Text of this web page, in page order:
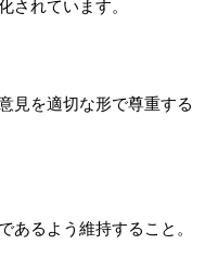
されています。
見を適切な形で尊重する
るよう維持すること。